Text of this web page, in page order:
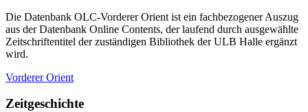
Die Datenbank OLC-Vorderer Orient ist ein fachbezogener Auszug
aus der Datenbank Online Contents, der laufend durch ausgewählte
Zeitschriftentitel der zuständigen Bibliothek der ULB Halle ergänzt
wird.
Vorderer Orient
Zeitgeschichte